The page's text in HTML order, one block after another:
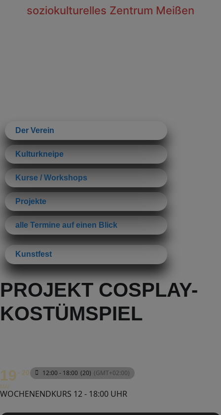
soziokulturelles Zentrum Meißen
Der Verein
Kulturkneipe
Kurse / Workshops
Projekte
alle Termine auf einen Blick
Kunstfest
PROJEKT COSPLAY-
KOSTÜMSPIEL
19
MAI
20 12:00 - 18:00 (20) (GMT+02:00)
WOCHENENDKURS 12 - 18:00 UHR